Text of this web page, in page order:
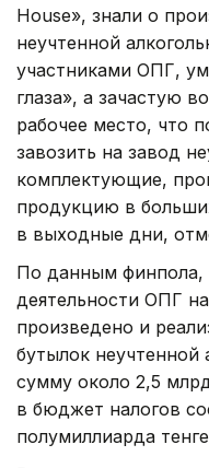
House», знали о
неучтенной
участниками ОПГ,
глаза», а зачастую
рабочее место, что
завозить на завод
комплектующие,
продукцию в
в выходные дни,
По данным финпола,
деятельности ОПГ
произведено и
бутылок неучтенной
сумму около 2,5
в бюджет налогов
полумиллиарда